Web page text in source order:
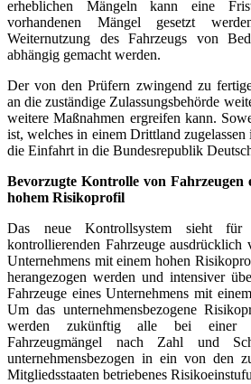
erheblichen Mängeln kann eine
vorhandenen Mängel gesetzt
Weiternutzung des Fahrzeugs von
abhängig gemacht werden.
Der von den Prüfern zwingend zu
an die zuständige Zulassungsbehörde
weitere Maßnahmen ergreifen kann.
ist, welches in einem Drittland
die Einfahrt in die Bundesrepublik
Bevorzugte Kontrolle von Fahrzeugen
hohem Risikoprofil
Das neue Kontrollsystem sieht
kontrollierenden Fahrzeuge ausdrücklich
Unternehmens mit einem hohen
herangezogen werden und intensiver
Fahrzeuge eines Unternehmens mit
Um das unternehmensbezogene
werden zukünftig alle bei einer
Fahrzeugmängel nach Zahl und
unternehmensbezogen in ein von den
Mitgliedsstaaten betriebenes